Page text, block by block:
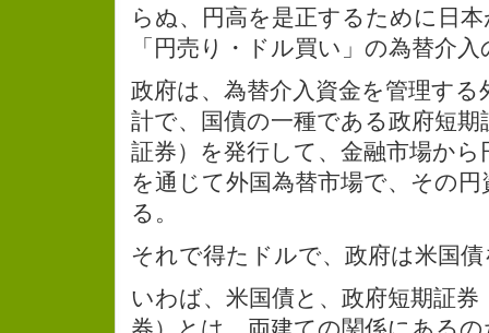
らぬ、円高を是正するために日
「円売り・ドル買い」の為替介
政府は、為替介入資金を管理する
計で、国債の一種である政府短期
証券）を発行して、金融市場から
を通じて外国為替市場で、その
る。
それで得たドルで、政府は米国
いわば、米国債と、政府短期証券